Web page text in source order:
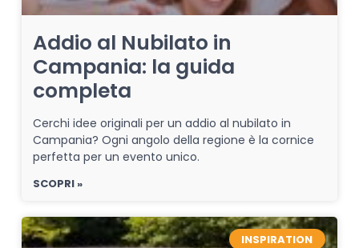
Addio al Nubilato in
Campania: la guida
completa
Cerchi idee originali per un addio al nubilato in
Campania? Ogni angolo della regione è la cornice
perfetta per un evento unico.
SCOPRI »
INSPIRATION